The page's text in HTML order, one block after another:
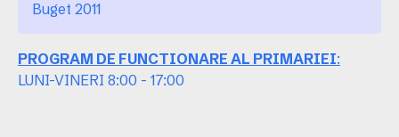
Buget 2011
PROGRAM DE FUNCTIONARE AL PRIMARIEI:
LUNI-VINERI 8:00 - 17:00